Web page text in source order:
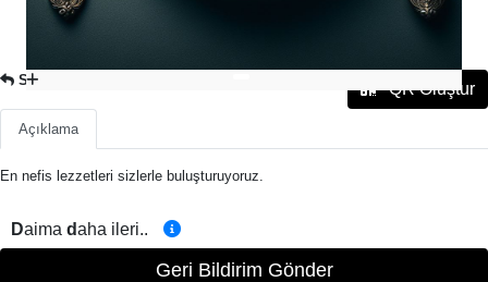
SULU YEMEK QR Oluştur
Açıklama
En nefis lezzetleri sizlerle buluşturuyoruz.
Daima daha ileri..
Geri Bildirim Gönder